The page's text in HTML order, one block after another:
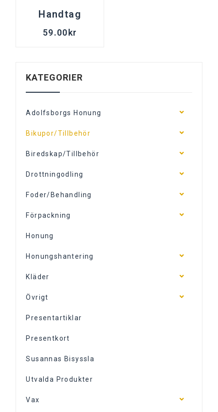
Handtag
59.00 kr
KATEGORIER
Adolfsborgs Honung
Bikupor/Tillbehör
Biredskap/Tillbehör
Drottningodling
Foder/Behandling
Förpackning
Honung
Honungshantering
Kläder
Övrigt
Presentartiklar
Presentkort
Susannas Bisyssla
Utvalda Produkter
Vax